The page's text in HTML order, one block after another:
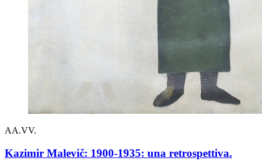
AA.VV.
Kazimir Malevič: 1900-1935: una retrospettiva.